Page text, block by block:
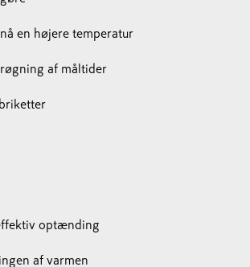
en højere temperatur
af måltider
optænding
af varmen